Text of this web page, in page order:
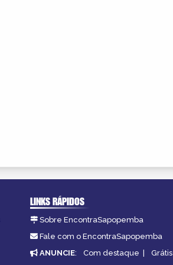
LINKS RÁPIDOS
Sobre EncontraSapopemba
Fale com o EncontraSapopemba
ANUNCIE: Com destaque | Grátis